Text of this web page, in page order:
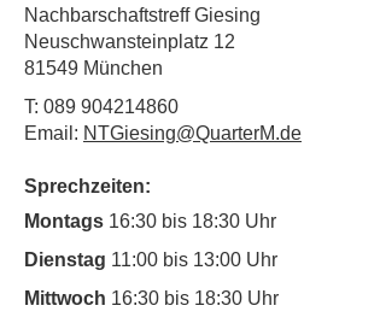
Nachbarschaftstreff Giesing
Neuschwansteinplatz 12
81549 München
T: 089 904214860
Email: NTGiesing@QuarterM.de
Sprechzeiten:
Montags 16:30 bis 18:30 Uhr
Dienstag 11:00 bis 13:00 Uhr
Mittwoch 16:30 bis 18:30 Uhr